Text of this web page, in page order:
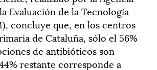
Evaluación de la Tecnología
concluye que, en los centros
de Cataluña, sólo el 56%
de antibióticos son
restante corresponde a